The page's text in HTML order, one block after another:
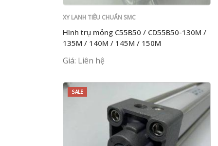
XY LANH TIÊU CHUẨN SMC
Hình trụ mỏng C55B50 / CD55B50-130M /
135M / 140M / 145M / 150M
Giá: Liên hệ
SALE